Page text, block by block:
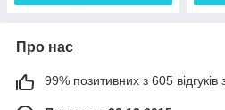
Про нас
99% позитивних з 605 відгуків